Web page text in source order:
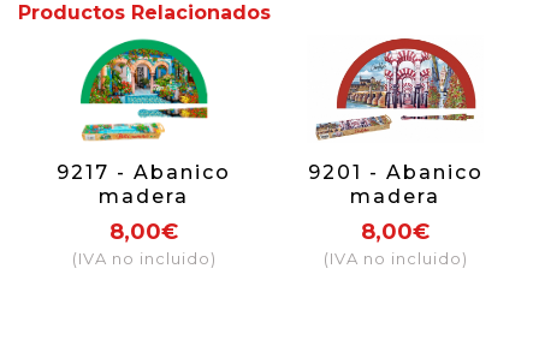
Productos Relacionados
9217 - Abanico
madera
sublimación
patio Andaluz
(surtido colores)
8,00€
(IVA no incluido)
9201 - Abanico
madera
sublimación
Córdoba
8,00€
(IVA no incluido)